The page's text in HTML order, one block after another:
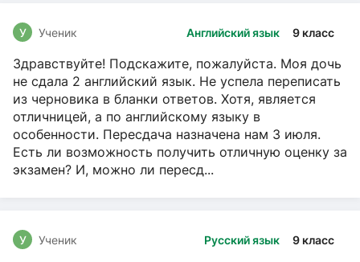
Английский язык 9 класс
У Ученик
Здравствуйте! Подскажите, пожалуйста. Моя дочь
не сдала 2 английский язык. Не успела переписать
из черновика в бланки ответов. Хотя, является
отличницей, а по английскому языку в
особенности. Пересдача назначена нам 3 июля.
Есть ли возможность получить отличную оценку за
экзамен? И, можно ли пересд...
Русский язык 9 класс
У Ученик